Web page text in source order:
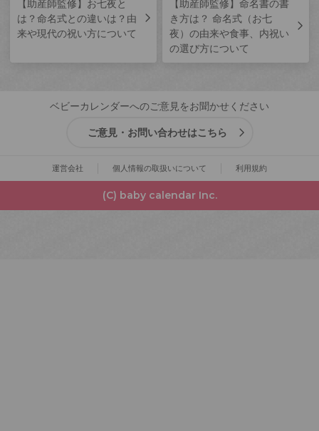
【助産師監修】お七夜と
は？命名式との違いは？由
来や現代の祝い方について
【助産師監修】命名書の書
き方は？ 命名式（お七
夜）の由来や食事、内祝い
の選び方について
ベビーカレンダーへのご意見をお聞かせください
ご意見・お問い合わせはこちら
運営会社 個人情報の取扱いについて 利用規約
(C) baby calendar Inc.